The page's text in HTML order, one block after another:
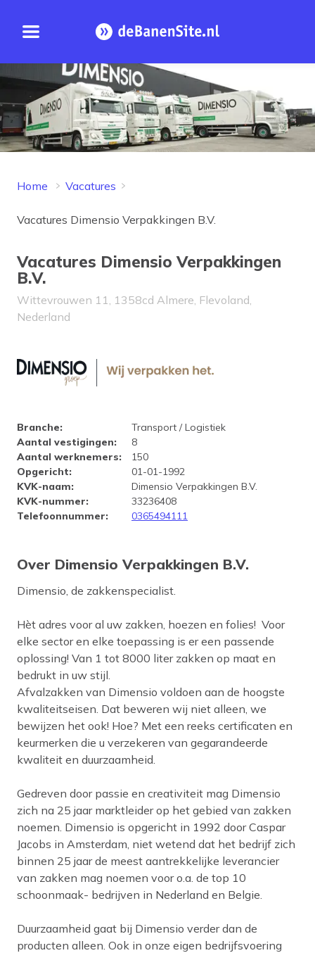
Open menu Homepage
Home Vacatures
Vacatures Dimensio Verpakkingen B.V.
Vacatures Dimensio Verpakkingen
B.V.
Wittevrouwen 11, 1358cd Almere, Flevoland,
Nederland
Bedrijfsprofiel Dimensio
Branche:
Transport / Logistiek
Aantal vestigingen:
8
Aantal werknemers:
150
Opgericht:
01-01-1992
KVK-naam:
Dimensio Verpakkingen B.V.
KVK-nummer:
33236408
Telefoonnummer: 0365494111
Over Dimensio Verpakkingen B.V.
Dimensio, de zakkenspecialist.
Hèt adres voor al uw zakken, hoezen en folies! Voor
elke sector en elke toepassing is er een passende
oplossing! Van 1 tot 8000 liter zakken op maat en
bedrukt in uw stijl.
Afvalzakken van Dimensio voldoen aan de hoogste
kwaliteitseisen. Dat beweren wij niet alleen, we
bewijzen het ook! Hoe? Met een reeks certificaten en
keurmerken die u verzekeren van gegarandeerde
kwaliteit en duurzaamheid.
Gedreven door passie en creativiteit mag Dimensio
zich na 25 jaar marktleider op het gebied van zakken
noemen. Dimensio is opgericht in 1992 door Caspar
Jacobs in Amsterdam, niet wetend dat het bedrijf zich
binnen 25 jaar de meest aantrekkelijke leverancier
van zakken mag noemen voor o.a. de top 10
schoonmaak- bedrijven in Nederland en Belgie.
Duurzaamheid gaat bij Dimensio verder dan de
producten alleen. Ook in onze eigen bedrijfsvoering